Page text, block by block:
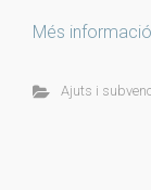
Més
Ajuts i